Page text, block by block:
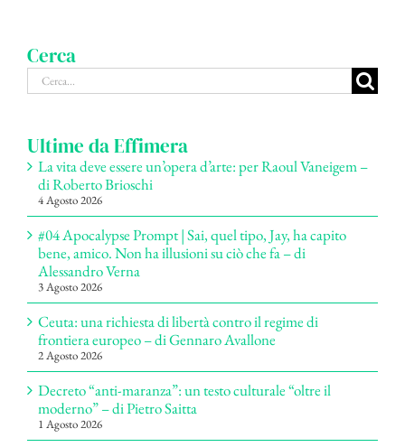
Cerca
Cerca
per:
Ultime da Effimera
La vita deve essere un’opera d’arte: per Raoul Vaneigem –
di Roberto Brioschi
4 Agosto 2026
#04 Apocalypse Prompt | Sai, quel tipo, Jay, ha capito
bene, amico. Non ha illusioni su ciò che fa – di
Alessandro Verna
3 Agosto 2026
Ceuta: una richiesta di libertà contro il regime di
frontiera europeo – di Gennaro Avallone
2 Agosto 2026
Decreto “anti-maranza”: un testo culturale “oltre il
moderno” – di Pietro Saitta
1 Agosto 2026